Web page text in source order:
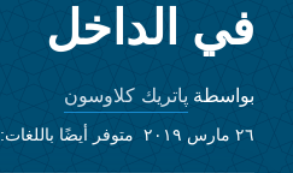
في الداخل
بواسطة پاتريك كلاوسون
٢٦ مارس ٢٠١٩ متوفر أيضًا باللغات: